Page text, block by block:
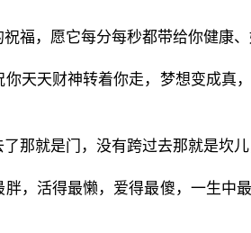
福，愿它每分每秒都带给你健康、
你天天财神转着你走，梦想变成真
那就是门，没有跨过去那就是坎儿
胖，活得最懒，爱得最傻，一生中